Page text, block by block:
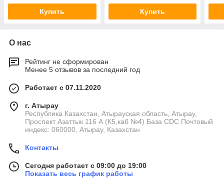
Купить Купить
О нас
Рейтинг не сформирован
Менее 5 отзывов за последний год
Работает с 07.11.2020
г. Атырау
Республика Казахстан, Атырауская область, Атырау,
Проспект Азаттык 116 А (К5,каб №4) База CDC Почтовый
индекс: 060000, Атырау, Казахстан
Контакты
Сегодня работает с 09:00 до 19:00
Показать весь график работы